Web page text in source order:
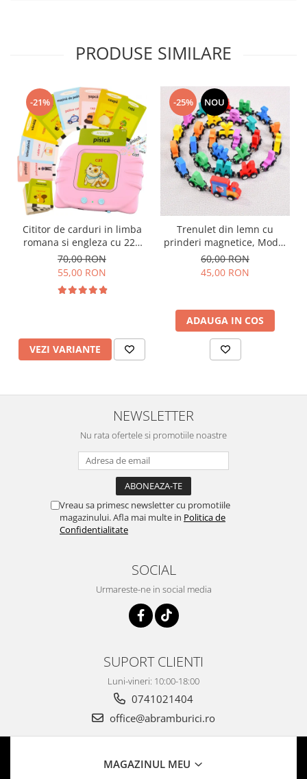
PRODUSE SIMILARE
-21%
Cititor de carduri in limba
romana si engleza cu 224
de imagini si sunete,
incarcare USB
70,00 RON
55,00 RON
VEZI VARIANTE
-25% NOU
Trenulet din lemn cu
prinderi magnetice, Model
Alfabet, 26 Litere
60,00 RON
45,00 RON
ADAUGA IN COS
NEWSLETTER
Nu rata ofertele si promotiile noastre
Vreau sa primesc newsletter cu promotiile
magazinului. Afla mai multe in Politica de
Confidentialitate
SOCIAL
Urmareste-ne in social media
SUPORT CLIENTI
Luni-vineri: 10:00-18:00
0741021404
office@abramburici.ro
MAGAZINUL MEU